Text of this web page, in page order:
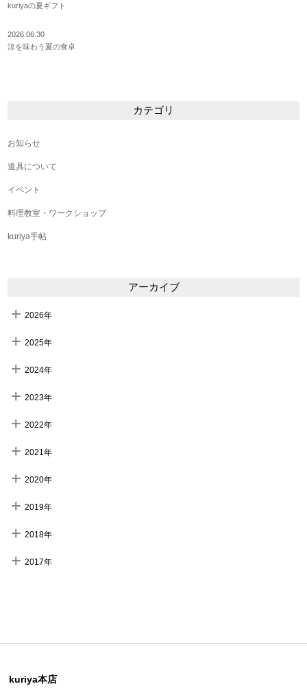
kuriyaの夏ギフト
2026.06.30
涼を味わう夏の食卓
カテゴリ
お知らせ
道具について
イベント
料理教室・ワークショップ
kuriya手帖
アーカイブ
2026年
2025年
2024年
2023年
2022年
2021年
2020年
2019年
2018年
2017年
kuriya本店